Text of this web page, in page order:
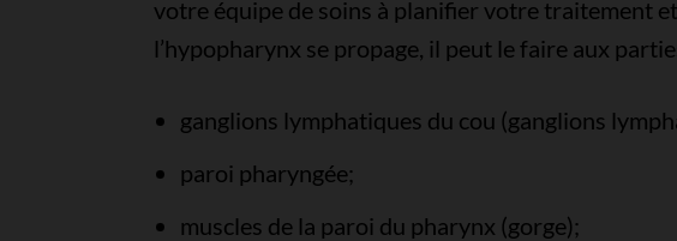
votre équipe de soins à planifier votre traitement
l’hypopharynx se propage, il peut le faire aux
ganglions lymphatiques du cou (ganglions
paroi pharyngée;
muscles de la paroi du pharynx (gorge);